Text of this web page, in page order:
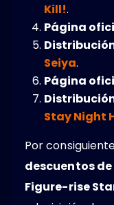
Kill!.
Página
Seiya.
Página
Stay Night
Por
descuentos de
Figure-rise